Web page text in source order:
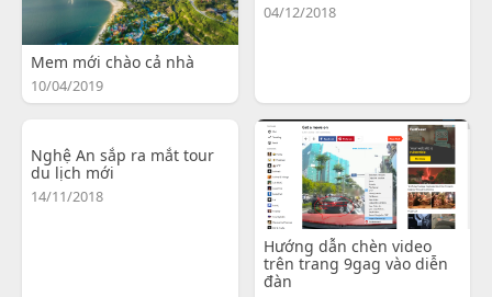
Mem mới chào cả nhà
10/04/2019
04/12/2018
Nghệ An sắp ra mắt tour
du lịch mới
14/11/2018
Hướng dẫn chèn video
trên trang 9gag vào diễn
đàn